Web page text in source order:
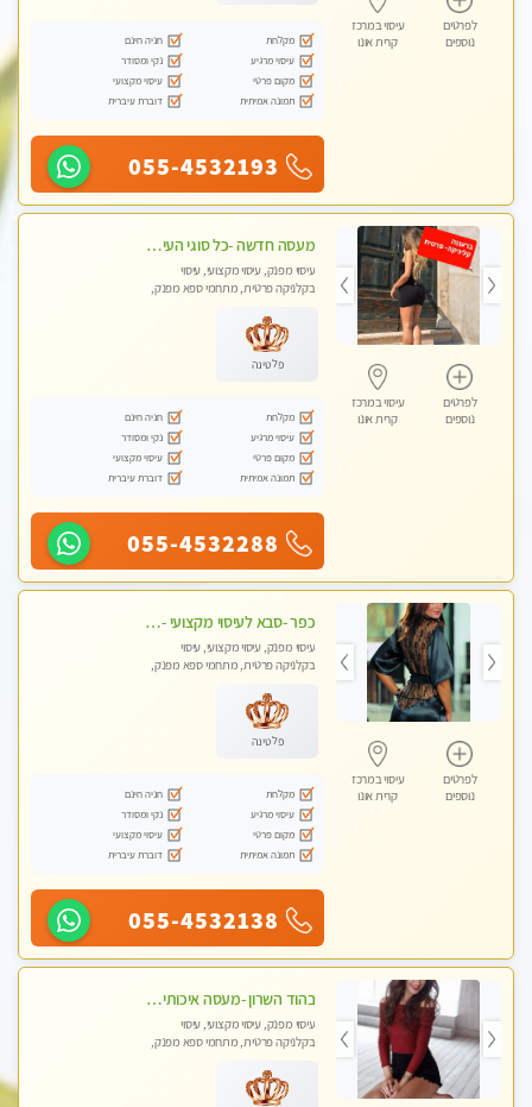
לפרטים
נוספים
עיסוי במרכז
קרית אונו
מקלחת
חניה חינם
עיסוי מרגיע
נקי ומסודר
מקום פרטי
עיסוי מקצועי
תמונה אמיתית
דוברת עיברית
055-4532193
לפרטים
נוספים
עיסוי במרכז
קרית אונו
מעסה חדשה -כל סוגי העיסויים מעסה מקצועית ואיכותית פרטי!!!מומלץ לחלוטין!!
עיסוי מפנק, עיסוי מקצועי, עיסוי
בקלניקה פרטית, מתחמי ספא מפנק,
פלטינה
מקלחת
חניה חינם
עיסוי מרגיע
נקי ומסודר
מקום פרטי
עיסוי מקצועי
תמונה אמיתית
דוברת עיברית
055-4532288
לפרטים
נוספים
עיסוי במרכז
קרית אונו
כפר -סבא לעיסוי מקצועי -באווירה שקטה ונעימה לחוויה של רוגע מומלץ מאוד מאוד- ללא מין !
עיסוי מפנק, עיסוי מקצועי, עיסוי
בקלניקה פרטית, מתחמי ספא מפנק,
פלטינה
מקלחת
חניה חינם
עיסוי מרגיע
נקי ומסודר
מקום פרטי
עיסוי מקצועי
תמונה אמיתית
דוברת עיברית
055-4532138
בהוד השרון -מעסה איכותית למאסז מקצועי ומפנק לכל שרירי הגוף
עיסוי מפנק, עיסוי מקצועי, עיסוי
בקלניקה פרטית, מתחמי ספא מפנק,